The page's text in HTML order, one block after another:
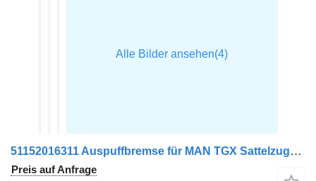
51152016311 Auspuffbremse für MAN TGX Sattelzugmaschine
Preis auf Anfrage